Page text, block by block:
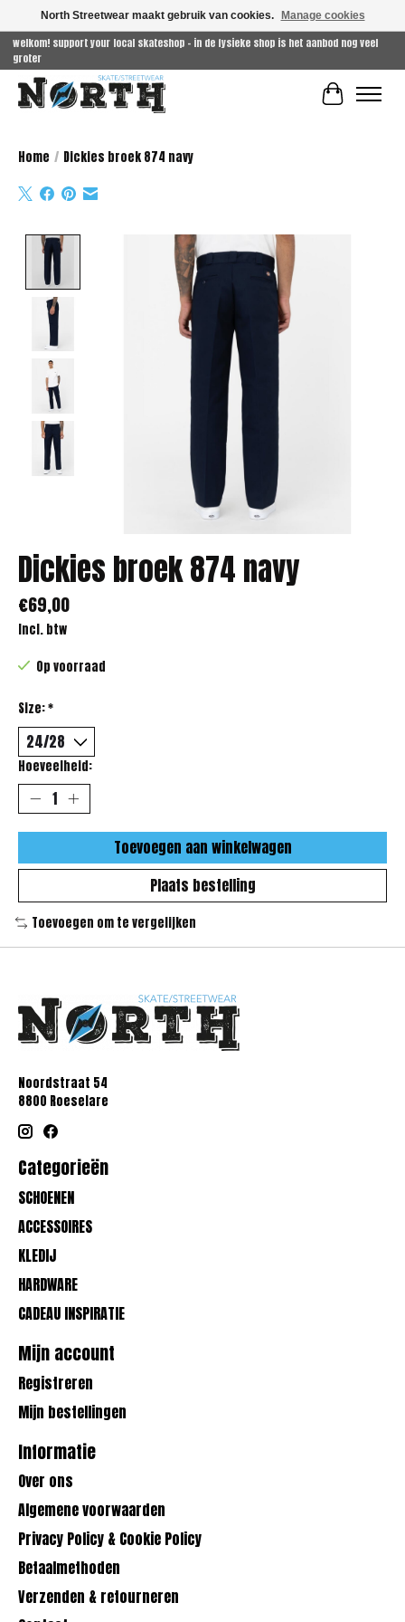
welkom! support your local skateshop - in de fysieke shop is het aanbod nog veel
groter
Home / Dickies broek 874 navy
Product image slideshow Items
Dickies broek 874 navy
€69,00
Incl. btw
Op voorraad
Size:*
Hoeveelheid:
Toevoegen aan winkelwagen
Plaats bestelling
Toevoegen om te vergelijken
Noordstraat 54
8800 Roeselare
Categorieën
SCHOENEN
ACCESSOIRES
KLEDIJ
HARDWARE
CADEAU INSPIRATIE
Mijn account
Registreren
Mijn bestellingen
Informatie
Over ons
Algemene voorwaarden
Privacy Policy & Cookie Policy
Betaalmethoden
Verzenden & retourneren
North Streetwear maakt gebruik van cookies. Manage cookies